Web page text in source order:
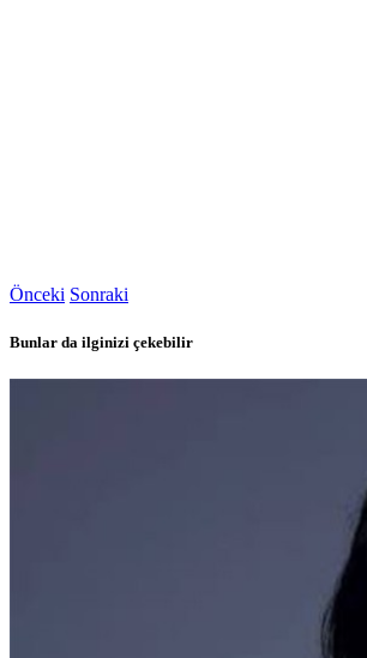
Önceki Sonraki
Bunlar da ilginizi çekebilir